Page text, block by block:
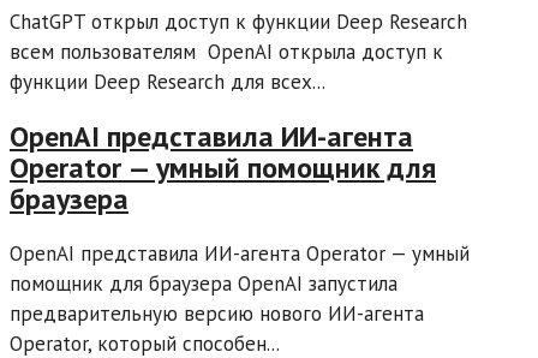
ChatGPT открыл доступ к функции Deep Research
всем пользователям OpenAI открыла доступ к
функции Deep Research для всех...
OpenAI представила ИИ-агента
Operator — умный помощник для
браузера
OpenAI представила ИИ-агента Operator — умный
помощник для браузера OpenAI запустила
предварительную версию нового ИИ-агента
Operator, который способен...